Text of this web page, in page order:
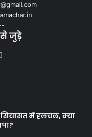
से जुड़े
में हलचल, क्या